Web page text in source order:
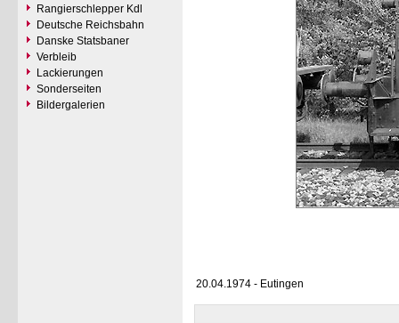
Rangierschlepper Kdl
Deutsche Reichsbahn
Danske Statsbaner
Verbleib
Lackierungen
Sonderseiten
Bildergalerien
20.04.1974 - Eutingen